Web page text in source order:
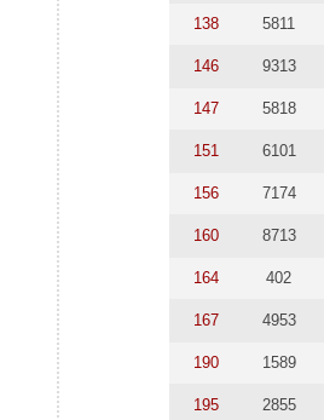
138 5811
146 9313
147 5818
151 6101
156 7174
160 8713
164 402
167 4953
190 1589
195 2855